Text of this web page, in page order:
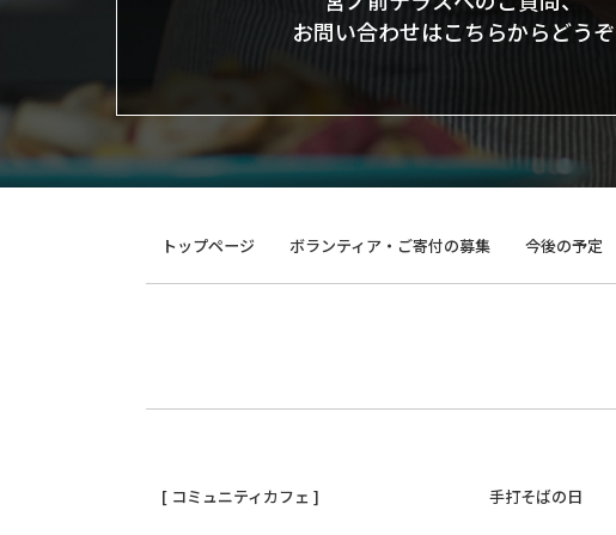
お問い合わせはこちらからどうぞ
トップページ ボランティア・ご寄付の募集 今後の予定
[ コミュニティカフェ ] 手打そばの日